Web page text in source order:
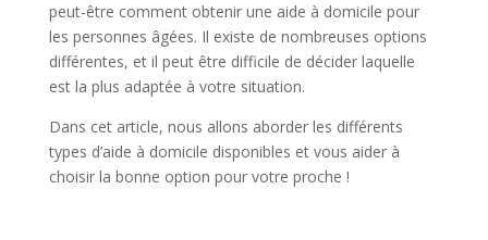
peut-être comment obtenir une aide à domicile pour
les personnes âgées. Il existe de nombreuses options
différentes, et il peut être difficile de décider laquelle
est la plus adaptée à votre situation.
Dans cet article, nous allons aborder les différents
types d’aide à domicile disponibles et vous aider à
choisir la bonne option pour votre proche !